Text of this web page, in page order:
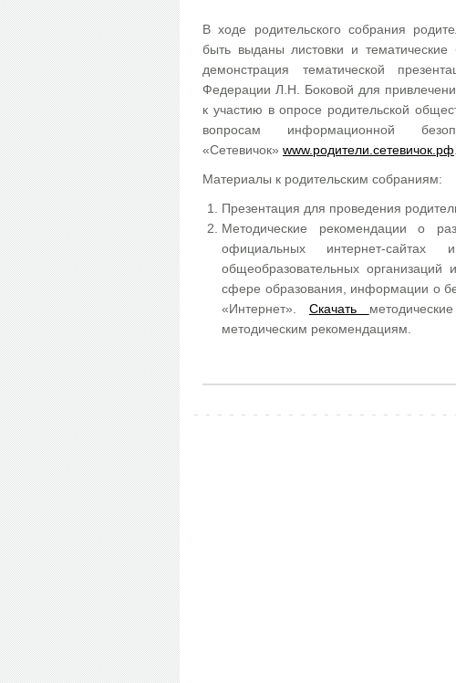
В ходе родительского собрания
быть выданы листовки и
демонстрация тематической
Федерации Л.Н. Боковой для
к участию в опросе родительской
вопросам информационной
«Сетевичок» www.родители.сетевичок.рф
Материалы к родительским собраниям:
Презентация для проведения
Методические рекомендации о
официальных интернет-
общеобразовательных
сфере образования, информации о
«Интернет». Скачать
методическим рекомендациям.